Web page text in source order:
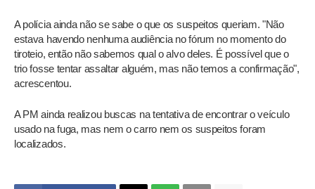
A polícia ainda não se sabe o que os suspeitos queriam. "Não
estava havendo nenhuma audiência no fórum no momento do
tiroteio, então não sabemos qual o alvo deles. É possível que o
trio fosse tentar assaltar alguém, mas não temos a confirmação",
acrescentou.
A PM ainda realizou buscas na tentativa de encontrar o veículo
usado na fuga, mas nem o carro nem os suspeitos foram
localizados.